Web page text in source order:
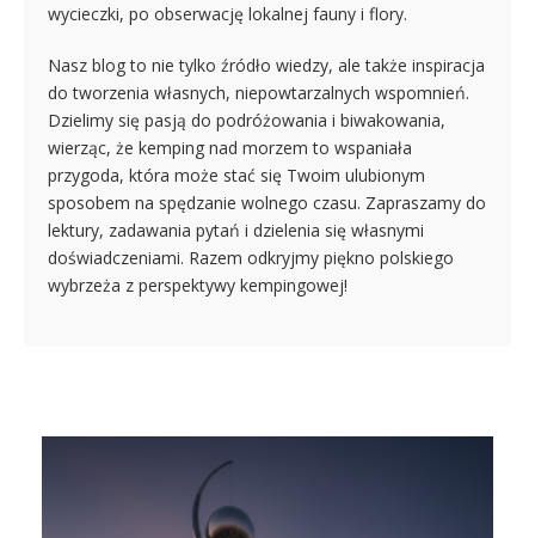
wycieczki, po obserwację lokalnej fauny i flory.
Nasz blog to nie tylko źródło wiedzy, ale także inspiracja
do tworzenia własnych, niepowtarzalnych wspomnień.
Dzielimy się pasją do podróżowania i biwakowania,
wierząc, że kemping nad morzem to wspaniała
przygoda, która może stać się Twoim ulubionym
sposobem na spędzanie wolnego czasu. Zapraszamy do
lektury, zadawania pytań i dzielenia się własnymi
doświadczeniami. Razem odkryjmy piękno polskiego
wybrzeża z perspektywy kempingowej!